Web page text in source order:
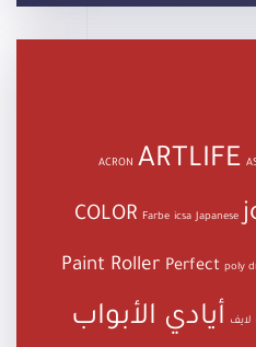
ACRON ARTLIFE
COLOR Farbe icsa Japanese
Paint Roller Perfect poly
لايف أيادي الأبواب